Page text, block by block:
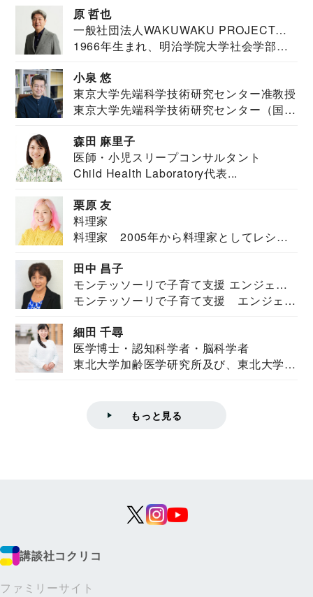
原 哲也
一般社団法人WAKUWAKU PROJECT
JAPAN代表・言語聴覚士・社会福祉士
1966年生まれ、明治学院大学社会学部福
小泉 悠
東京大学先端科学技術研究センター准教授
東京大学先端科学技術研究センター（国際
森田 麻里子
医師・小児スリープコンサルタント
Child Health Laboratory代表...
栗原 友
料理家
料理家 2005年から料理家としてレシピ
田中 昌子
モンテッソーリで子育て支援 エンジェル
ズハウス研究所所長
モンテッソーリで子育て支援 エンジェル
細田 千尋
医学博士・認知科学者・脳科学者
東北大学加齢医学研究所及び、東北大学大
もっと見る
講談社コクリコ
ファミリーサイト